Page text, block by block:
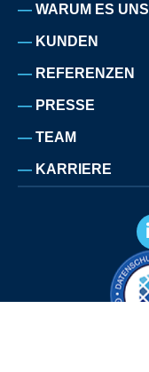
WARUM ES
KUNDEN
REFERENZEN
PRESSE
TEAM
KARRIERE